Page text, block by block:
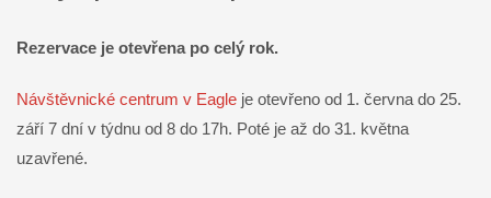
Rezervace je otevřena po celý rok.
Návštěvnické centrum v Eagle je otevřeno od 1. června do 25.
září 7 dní v týdnu od 8 do 17h. Poté je až do 31. května
uzavřené.